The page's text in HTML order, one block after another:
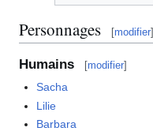
Personnages [modifier]
Humains [modifier]
Sacha
Lilie
Barbara